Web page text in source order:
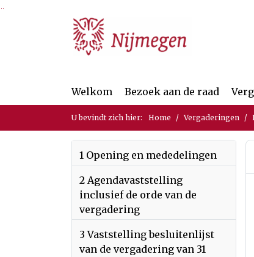
Ga naar de inhoud van deze pagina
Ga naar het zoeken
Ga naar het menu
Welkom Bezoek aan de raad
U bevindt zich hier: Home Vergaderingen
1 Opening en mededelingen
2 Agendavaststelling
inclusief de orde van de
vergadering
3 Vaststelling besluitenlijst
van de vergadering van 31